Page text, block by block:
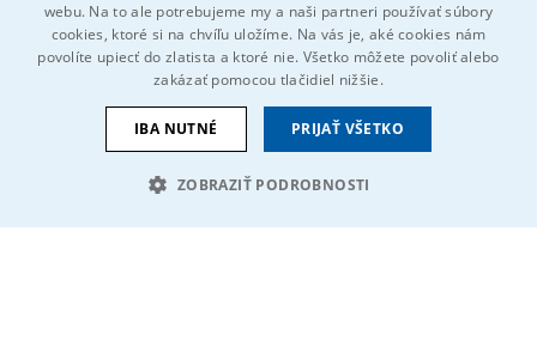
Referencie
Kontaktujte nás
© 2026 IDEAL-Trade Service, spol. s r.o.
VOP
Ochrana osobných údajov Cookies
Oznámenie EU
GERMAN
webu. Na to ale potrebujeme my a naši partneri používať súbory
cookies, ktoré si na chvíľu uložíme. Na vás je, aké cookies nám
povolíte upiecť do zlatista a ktoré nie. Všetko môžete povoliť alebo
zakázať pomocou tlačidiel nižšie.
PRIJAŤ VŠETKO
IBA NUTNÉ
ZOBRAZIŤ PODROBNOSTI